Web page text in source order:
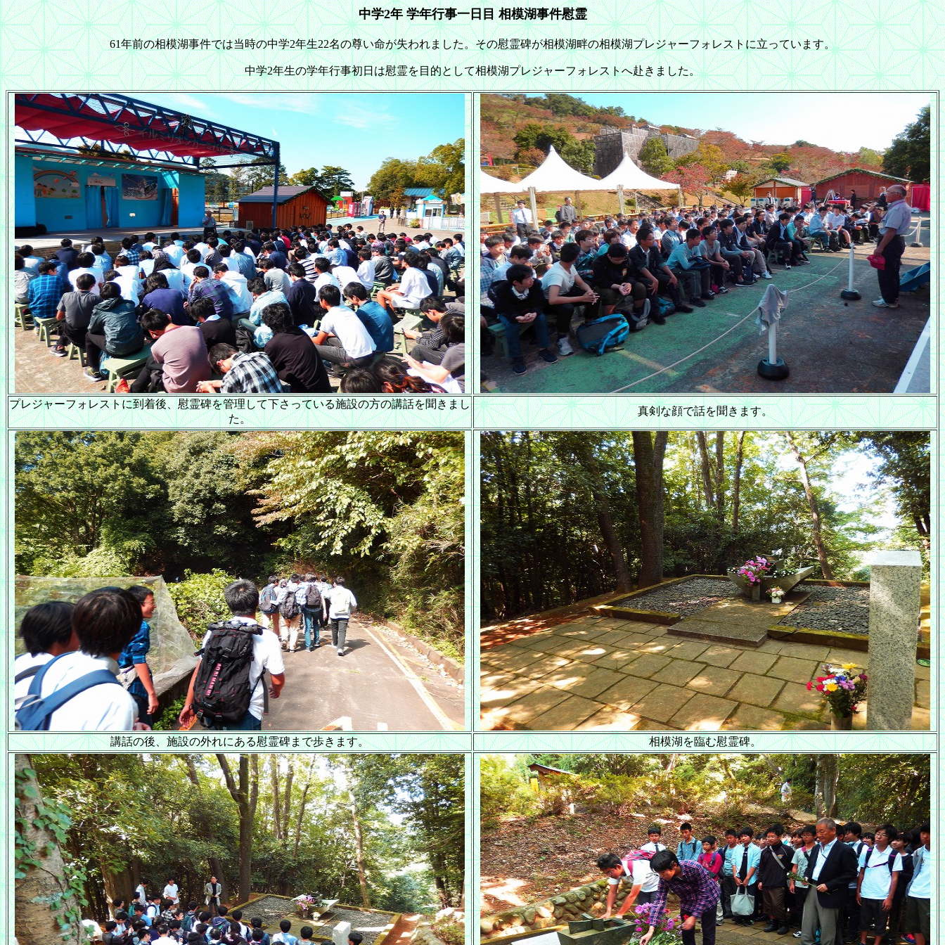
中学2年 学年行事一日目 相模湖事件慰霊
61年前の相模湖事件では当時の中学2年生22名の尊い命が失われました。その慰霊碑が相模湖畔の相模湖プレジャーフォレストに立っています。
中学2年生の学年行事初日は慰霊を目的として相模湖プレジャーフォレストへ赴きました。
プレジャーフォレストに到着後、慰霊碑を管理して下さっている施設の方の講話を聞きまし
た。
真剣な顔で話を聞きます。
講話の後、施設の外れにある慰霊碑まで歩きます。 相模湖を臨む慰霊碑。